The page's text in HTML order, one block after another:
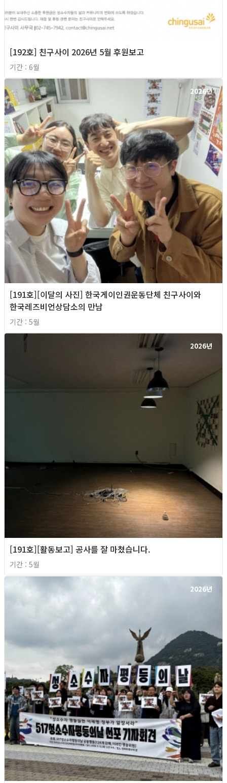
[192호] 친구사이 2026년 5월 후원보고
기간 : 6월
2026년
[191호][이달의 사진] 한국게이인권운동단체 친구사이와
한국레즈비언상담소의 만남
기간 : 5월
2026년
[191호][활동보고] 공사를 잘 마쳤습니다.
기간 : 5월
2026년